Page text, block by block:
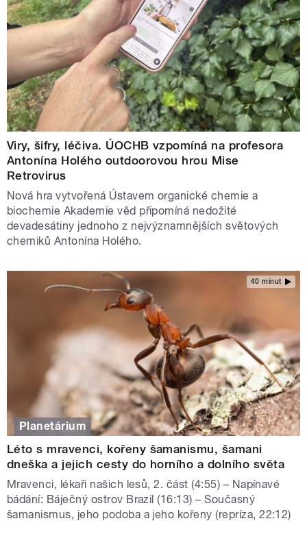
Viry, šifry, léčiva. ÚOCHB vzpomíná na profesora
Antonína Holého outdoorovou hrou Mise
Retrovirus
Nová hra vytvořená Ústavem organické chemie a
biochemie Akademie věd připomíná nedožité
devadesátiny jednoho z nejvýznamnějších světových
chemiků Antonína Holého.
40 minut
Planetárium
Léto s mravenci, kořeny šamanismu, šamani
dneška a jejich cesty do horního a dolního světa
Mravenci, lékaři našich lesů, 2. část (4:55) – Napínavé
bádání: Báječný ostrov Brazil (16:13) – Současný
šamanismus, jeho podoba a jeho kořeny (repríza, 22:12)